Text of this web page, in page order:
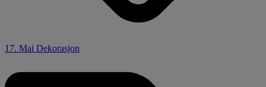
17. Mai Dekorasjon